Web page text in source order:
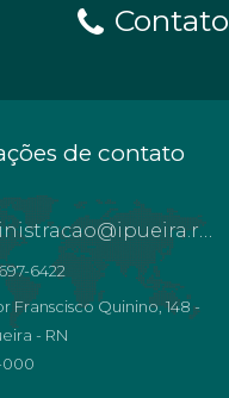
Contato
de contato
6422
Franscisco Quinino, 148 -
- RN
000